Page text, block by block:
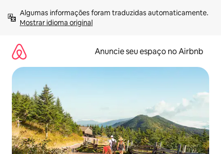
para
Mostrar idioma original
Anuncie seu espaço no Airbnb